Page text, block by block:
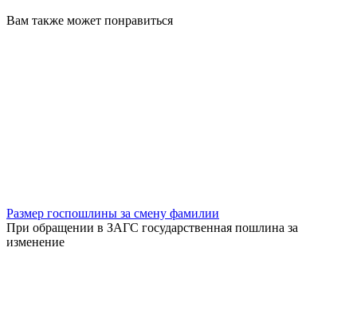
Вам также может понравиться
Размер госпошлины за смену фамилии
При обращении в ЗАГС государственная пошлина за
изменение